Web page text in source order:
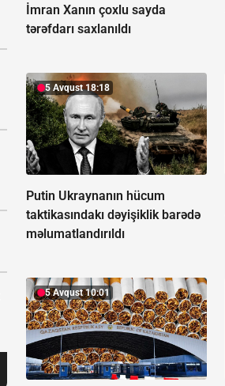
İmran Xanın çoxlu sayda
tərəfdarı saxlanıldı
5 Avqust 18:18
Putin Ukraynanın hücum
taktikasındakı dəyişiklik barədə
məlumatlandırıldı
5 Avqust 10:01